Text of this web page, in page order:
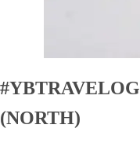
(NORTH)